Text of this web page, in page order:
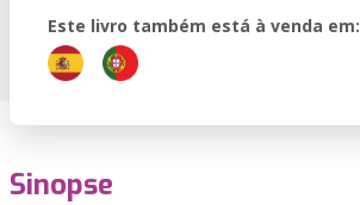
Este livro também está à venda em:
Sinopse